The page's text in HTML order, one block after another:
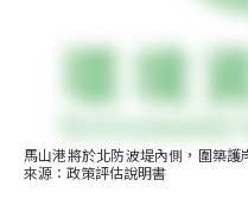
馬山港將於北防波堤內側，圍築
來源：政策評估說明書